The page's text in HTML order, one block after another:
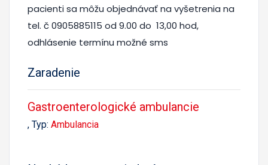
pacienti sa môžu objednávať na vyšetrenia na
tel. č 0905885115 od 9.00 do 13,00 hod,
odhlásenie termínu možné sms
Zaradenie
Gastroenterologické ambulancie
, Typ: Ambulancia